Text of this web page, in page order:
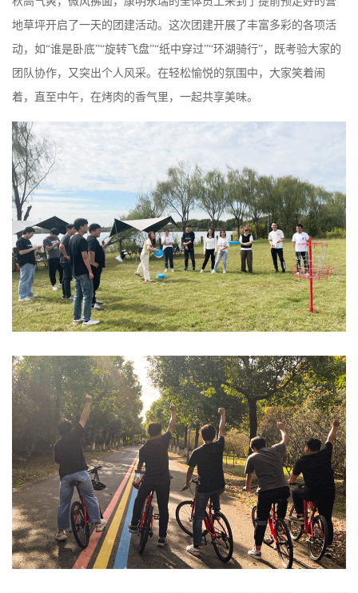
地草坪开启了一天的团建活动。这次团建开展了丰富多彩的各项活
动，如“谁是卧底”“旋转飞盘”“纸中穿过”“环湖骑行”，既考验大家的
团队协作，又突出个人风采。在轻松愉悦的氛围中，大家笑着闹
着，直至中午，在烤肉的香气里，一起共享美味。